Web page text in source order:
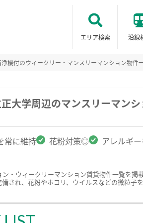
エリア検索 沿線
浄機付のウィークリー・マンスリーマンション物件
大学周辺のマンスリーマン
常に維持 花粉対策◎ アレルギ
・ウィークリーマンション賃貸物件一覧を
され、花粉やホコリ、ウイルスなどの微粒